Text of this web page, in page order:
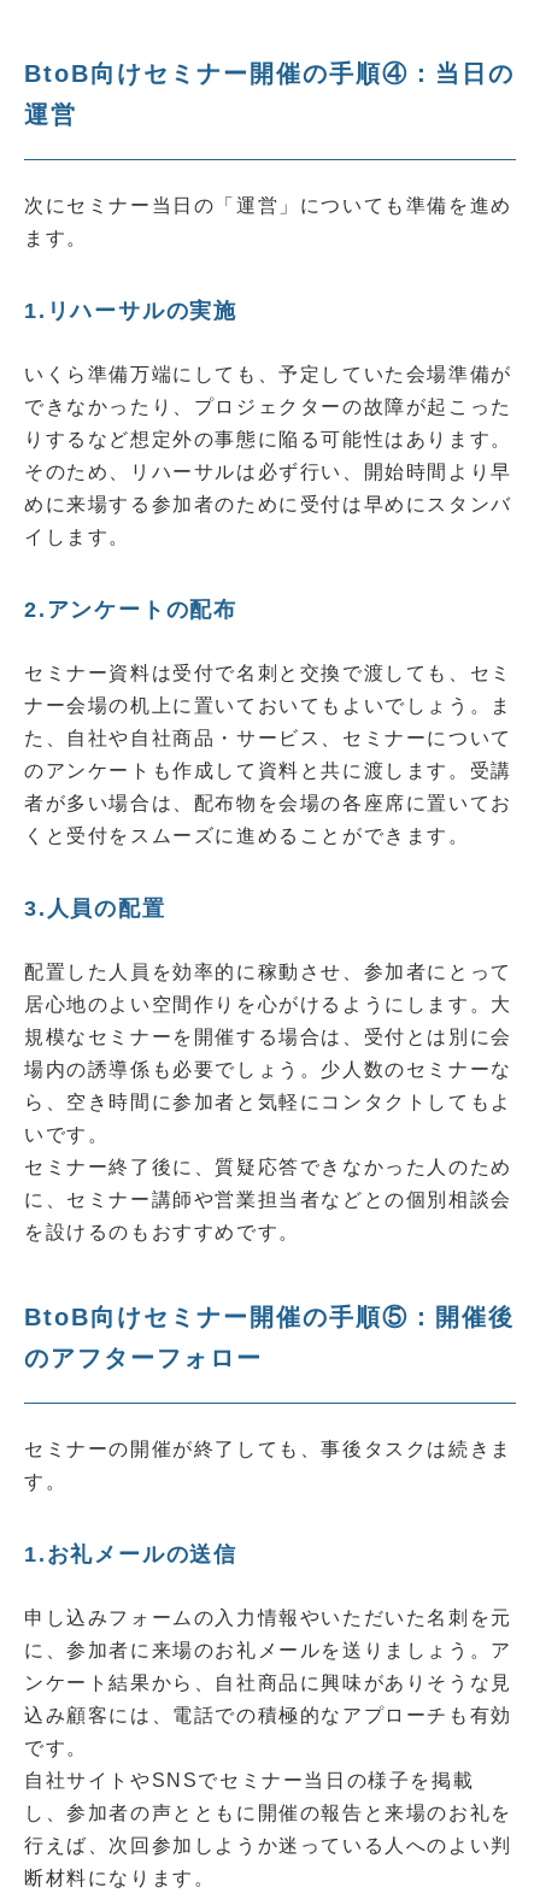
BtoB向けセミナー開催の手順④：当日の
運営
次にセミナー当日の「運営」についても準備を進め
ます。
1.リハーサルの実施
いくら準備万端にしても、予定していた会場準備が
できなかったり、プロジェクターの故障が起こった
りするなど想定外の事態に陥る可能性はあります。
そのため、リハーサルは必ず行い、開始時間より早
めに来場する参加者のために受付は早めにスタンバ
イします。
2.アンケートの配布
セミナー資料は受付で名刺と交換で渡しても、セミ
ナー会場の机上に置いておいてもよいでしょう。ま
た、自社や自社商品・サービス、セミナーについて
のアンケートも作成して資料と共に渡します。受講
者が多い場合は、配布物を会場の各座席に置いてお
くと受付をスムーズに進めることができます。
3.人員の配置
配置した人員を効率的に稼動させ、参加者にとって
居心地のよい空間作りを心がけるようにします。大
規模なセミナーを開催する場合は、受付とは別に会
場内の誘導係も必要でしょう。少人数のセミナーな
ら、空き時間に参加者と気軽にコンタクトしてもよ
いです。
セミナー終了後に、質疑応答できなかった人のため
に、セミナー講師や営業担当者などとの個別相談会
を設けるのもおすすめです。
BtoB向けセミナー開催の手順⑤：開催後
のアフターフォロー
セミナーの開催が終了しても、事後タスクは続きま
す。
1.お礼メールの送信
申し込みフォームの入力情報やいただいた名刺を元
に、参加者に来場のお礼メールを送りましょう。ア
ンケート結果から、自社商品に興味がありそうな見
込み顧客には、電話での積極的なアプローチも有効
です。
自社サイトやSNSでセミナー当日の様子を掲載
し、参加者の声とともに開催の報告と来場のお礼を
行えば、次回参加しようか迷っている人へのよい判
断材料になります。